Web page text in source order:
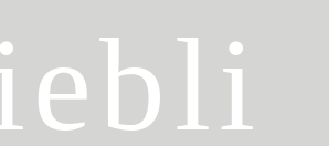
Anfrage